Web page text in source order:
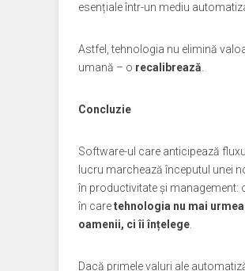
esențiale într-un mediu
Astfel, tehnologia nu elimină
umană – o recalibrează
Concluzie
Software-ul care anticipează
lucru marchează începutul unei
în productivitate și management:
în caretehnologia nu mai
oamenii, ci îi înțelege
Dacă primele valuri ale